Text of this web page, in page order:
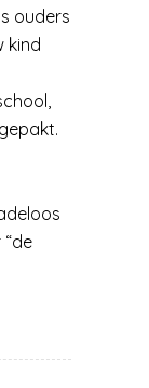
ouders
kind